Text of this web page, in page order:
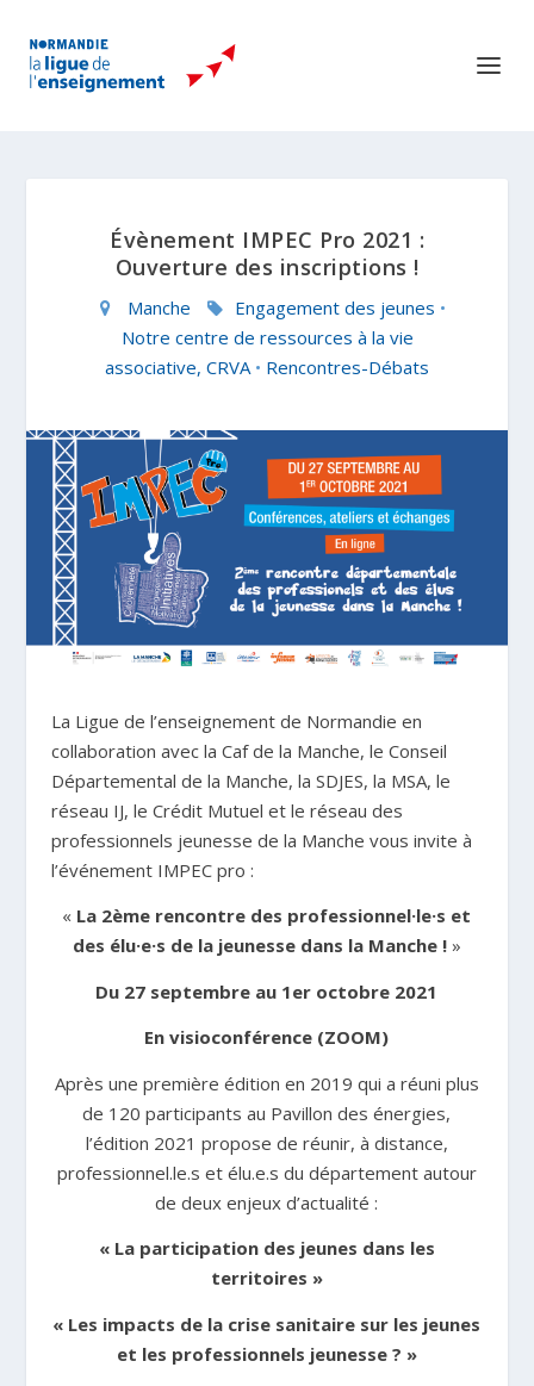
Évènement IMPEC Pro 2021 :
Ouverture des inscriptions !
Manche Engagement des jeunes •
Notre centre de ressources à la vie
associative, CRVA• Rencontres-Débats
La Ligue de l’enseignement de Normandie en
collaboration avec la Caf de la Manche, le Conseil
Départemental de la Manche, la SDJES, la MSA, le
réseau IJ, le Crédit Mutuel et le réseau des
professionnels jeunesse de la Manche vous invite à
l’événement IMPEC pro :
« La 2ème rencontre des professionnel·le·s et
des élu·e·s de la jeunesse dans la Manche ! »
Du 27 septembre au 1er octobre 2021
En visioconférence (ZOOM)
Après une première édition en 2019 qui a réuni plus
de 120 participants au Pavillon des énergies,
l’édition 2021 propose de réunir, à distance,
professionnel.le.s et élu.e.s du département autour
de deux enjeux d’actualité :
« La participation des jeunes dans les
territoires »
« Les impacts de la crise sanitaire sur les jeunes
et les professionnels jeunesse ? »